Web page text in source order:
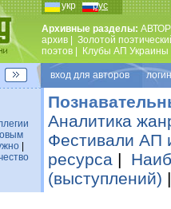
укр рус
Архивные разделы:
архив
Золотой
поэтов
Клубы АП Украины
вход для авторов
|
Аналитика
Фестивали АП
ресурса |
(выступлений)